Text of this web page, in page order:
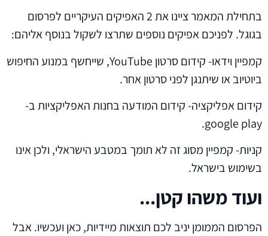
בתחילת המאמר ציינו את 2 האפיקים העיקריים לפרסום
בגוגל. לפניכם אפיקים נוספים שתרצו לשקול בנוסף אליהם:
קמפיין וידאו- קידום סרטון YouTube, שייחשף במנוע החיפוש
ביוטיוב או שיתנגן לפני סרטון אחר.
קידום אפליקציה- קידום המודעה בחנות האפליקציות ב-
google play.
קניות- קמפיין מסוג זה לא תומך במטבע הישראלי, ולכן אינו
בשימוש בישראל.
ועוד משהו קטן...
הפרסום הממומן יניב לכם תוצאות מיידיות, כאן ועכשיו. אבל